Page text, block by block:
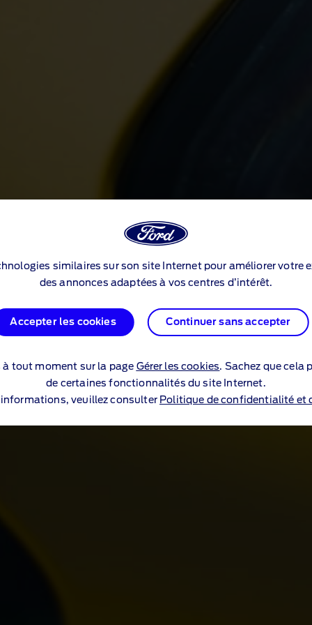
similaires sur son site Internet pour améliorer votre
des annonces adaptées à vos centres d’intérêt.
Accepter les cookies Continuer sans accepter
à tout moment sur la page Gérer les cookies. Sachez que cela
de certaines fonctionnalités du site Internet.
veuillez consulter Politique de confidentialité et
similaires sur son site Internet pour améliorer votre
des annonces adaptées à vos centres d’intérêt.
Accepter les cookies Continuer sans accepter
à tout moment sur la page Gérer les cookies. Sachez que cela
de certaines fonctionnalités du site Internet.
veuillez consulter Politique de confidentialité et